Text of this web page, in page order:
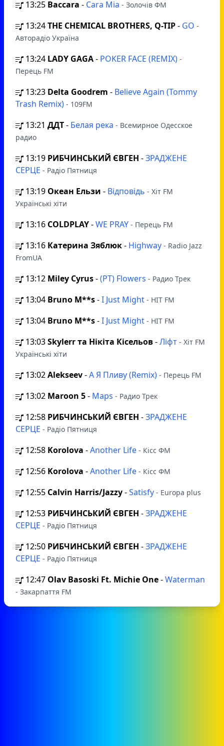
13:25 Baccara - Cara Mia - Золочів ФМ
13:24THE CHEMICAL BROTHERS, Q-TIP- GO -
Авторадіо Україна
13:24 LADY GAGA- POKER FACE (REMIX) -
Перець FM
13:23 Delta Goodrem - Believe Again (Tommy
Trash Remix) - 109FM
13:21 ДДТ- Белая река - Всемирное Одесское
радио
13:19 РИБЧИНСЬКИЙ ЄВГЕН -ЗРАДЖЕНЕ
СЕРЦЕ - Радіо Пятниця
13:19 Океан Ельзи - Відповідь - Хіт FM
Українські хіти
13:16 COLDPLAY-WE PRAY - Перець FM
13:16 Катерина Зяблюк- Highway - Radio Jazz
FromUA
13:12 Miley Cyrus-(РТ) Flowers - Радио Трек
13:04 Bruno M**s-I Just Might - HIT FM
13:04 Bruno M**s-I Just Might - HIT FM
13:03Skylerr та Нікіта Кісельов-Ліфт - Хіт FM
Українські хіти
13:02Alekseev-А Я Пливу (Remix) - Перець FM
13:02 Maroon 5- Maps - Радио Трек
12:58 РИБЧИНСЬКИЙ ЄВГЕН -ЗРАДЖЕНЕ
СЕРЦЕ - Радіо Пятниця
12:58 Korolova -Another Life - Кісс ФМ
12:56 Korolova -Another Life - Кісс ФМ
12:55 Calvin Harris/Jazzy-Satisfy - Europa plus
12:53 РИБЧИНСЬКИЙ ЄВГЕН -ЗРАДЖЕНЕ
СЕРЦЕ - Радіо Пятниця
12:50 РИБЧИНСЬКИЙ ЄВГЕН -ЗРАДЖЕНЕ
СЕРЦЕ - Радіо Пятниця
12:47 Olav Basoski Ft. Michie One-Waterman
- Закарпаття FM